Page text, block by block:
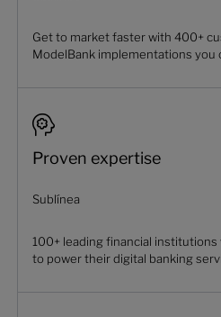
Get to market faster with 400+
ModelBank implementations you
Proven expertise
Sublínea
100+ leading financial
to power their digital banking